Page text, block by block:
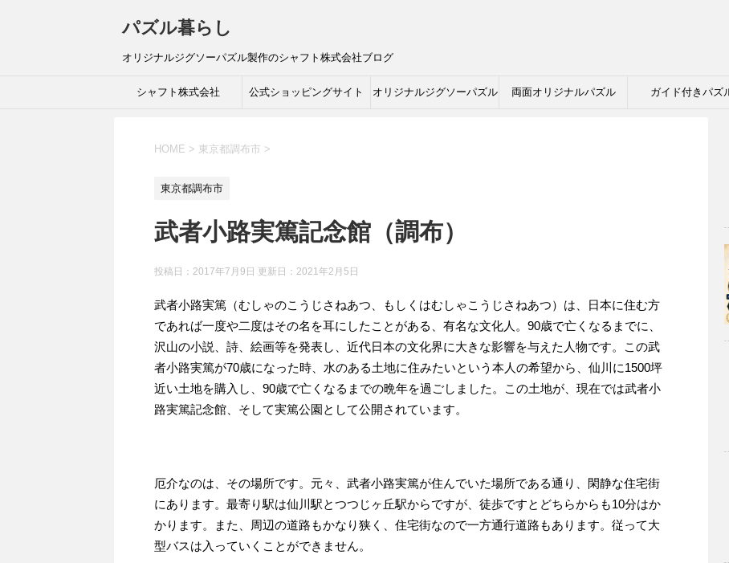
パズル暮らし
オリジナルジグソーパズル製作のシャフト株式会社ブログ
シャフト株式会社 公式ショッピングサイト オリジナルジグソーパズル 両面オリジナルパズル ガイド付きパズ
HOME > 東京都調布市 >
東京都調布市
武者小路実篤記念館（調布）
投稿日：2017年7月9日 更新日： 2021年2月5日
武者小路実篤（むしゃのこうじさねあつ、もしくはむしゃこうじさねあつ）は、日本に住む方
であれば一度や二度はその名を耳にしたことがある、有名な文化人。90歳で亡くなるまでに、
沢山の小説、詩、絵画等を発表し、近代日本の文化界に大きな影響を与えた人物です。この武
者小路実篤が70歳になった時、水のある土地に住みたいという本人の希望から、仙川に1500坪
近い土地を購入し、90歳で亡くなるまでの晩年を過ごしました。この土地が、現在では武者小
路実篤記念館、そして実篤公園として公開されています。
厄介なのは、その場所です。元々、武者小路実篤が住んでいた場所である通り、閑静な住宅街
にあります。最寄り駅は仙川駅とつつじヶ丘駅からですが、徒歩ですとどちらからも10分はか
かります。また、周辺の道路もかなり狭く、住宅街なので一方通行道路もあります。従って大
型バスは入っていくことができません。